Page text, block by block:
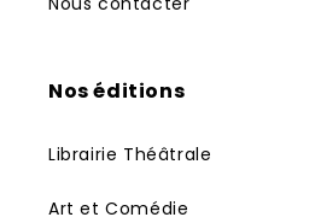
Nos éditions
Librairie Théâtrale
Art et Comédie